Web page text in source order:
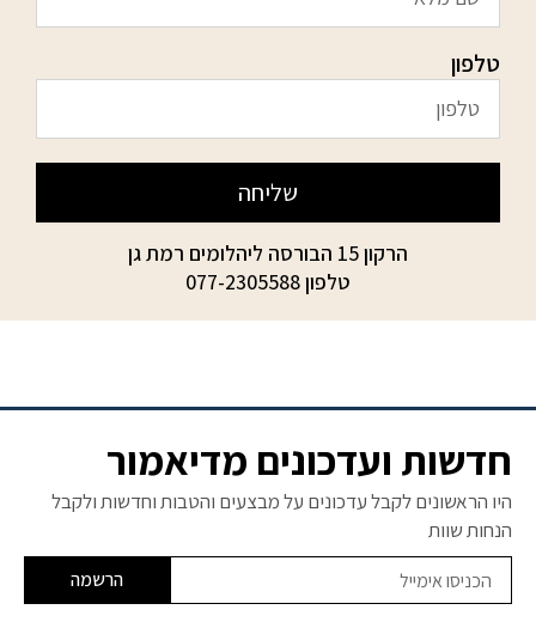
טלפון
שליחה
הרקון 15 הבורסה ליהלומים רמת גן
טלפון077-2305588
חדשות ועדכונים מדיאמור
היו הראשונים לקבל עדכונים על מבצעים והטבות וחדשות ולקבל
הנחות שוות
הרשמה